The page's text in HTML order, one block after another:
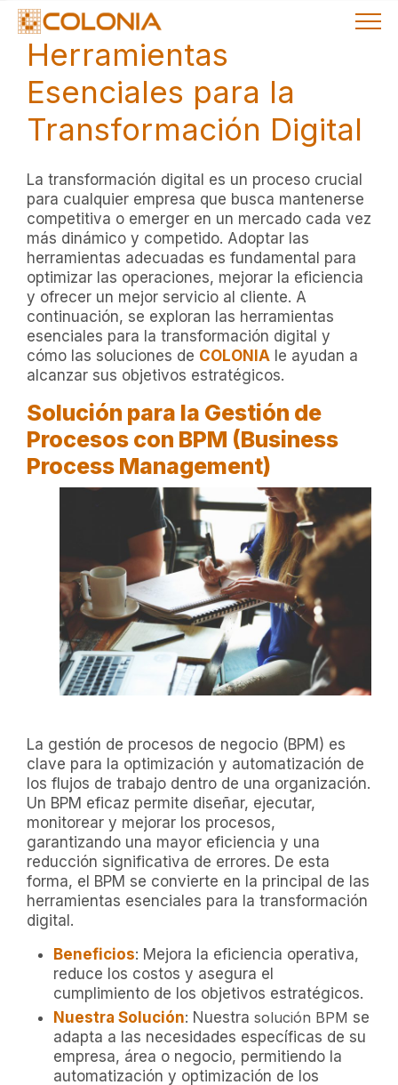
Herramientas
Esenciales para la
Transformación Digital
La transformación digital es un proceso crucial
para cualquier empresa que busca mantenerse
competitiva o emerger en un mercado cada vez
más dinámico y competido. Adoptar las
herramientas adecuadas es fundamental para
optimizar las operaciones, mejorar la eficiencia
y ofrecer un mejor servicio al cliente. A
continuación, se exploran las herramientas
esenciales para la transformación digital y
cómo las soluciones de COLONIA le ayudan a
alcanzar sus objetivos estratégicos.
Solución para la Gestión de
Procesos con BPM (Business
Process Management)
La gestión de procesos de negocio (BPM) es
clave para la optimización y automatización de
los flujos de trabajo dentro de una organización.
Un BPM eficaz permite diseñar, ejecutar,
monitorear y mejorar los procesos,
garantizando una mayor eficiencia y una
reducción significativa de errores. De esta
forma, el BPM se convierte en la principal de las
herramientas esenciales para la transformación
digital.
Beneficios: Mejora la eficiencia operativa,
reduce los costos y asegura el
cumplimiento de los objetivos estratégicos.
Nuestra Solución: Nuestra solución BPM se
adapta a las necesidades específicas de su
empresa, área o negocio, permitiendo la
automatización y optimización de los